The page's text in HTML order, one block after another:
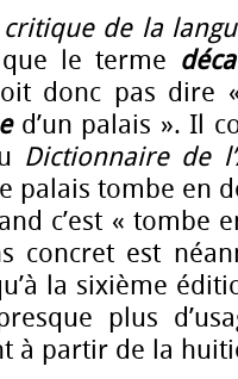
de la
le terme
donc pas
d’un palais ». Il
Dictionnaire de
palais tombe en
c’est « tombe
concret est
la sixième
plus
à partir de la